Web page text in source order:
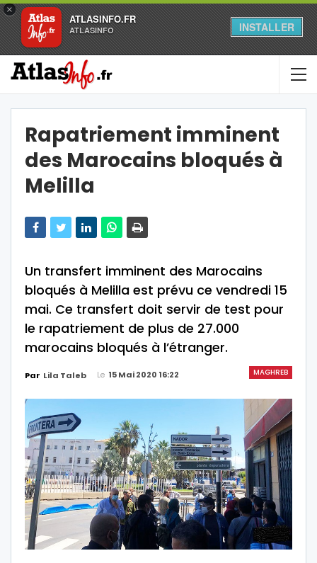
×
ATLASINFO.FR
ATLASINFO INSTALLER
Rapatriement imminent
des Marocains bloqués à
Melilla
Un transfert imminent des Marocains
bloqués à Melilla est prévu ce vendredi 15
mai. Ce transfert doit servir de test pour
le rapatriement de plus de 27.000
marocains bloqués à l’étranger.
MAGHREB
Par Lila Taleb Le 15 Mai 2020 16:22